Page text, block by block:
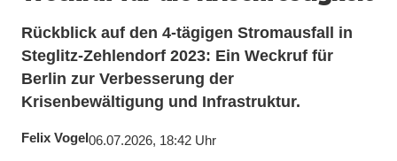
Rückblick auf den 4-tägigen Stromausfall in
Steglitz-Zehlendorf 2023: Ein Weckruf für
Berlin zur Verbesserung der
Krisenbewältigung und Infrastruktur.
Felix Vogel 06.07.2026, 18:42 Uhr